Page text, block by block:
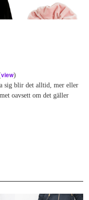
view)
sig blir det alltid, mer eller
oavsett om det gäller